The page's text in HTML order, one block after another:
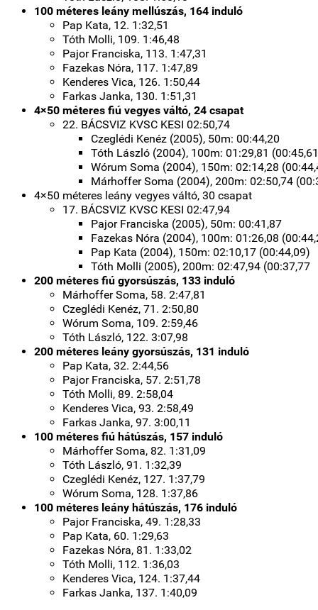
100 méteres leány mellúszás, 164 induló
Pap Kata, 12. 1:32,51
Tóth Molli, 109. 1:46,48
Pajor Franciska, 113. 1:47,31
Fazekas Nóra, 117. 1:47,89
Kenderes Vica, 126. 1:50,44
Farkas Janka, 130. 1:51,31
4×50 méteres fiú vegyes váltó, 24 csapat
22. BÁCSVIZ KVSC KESI 02:50,74
Czeglédi Kenéz (2005), 50m: 00:44,20
Tóth László (2004), 100m: 01:29,81
Wórum Soma (2004), 150m: 02:14,28
Márhoffer Soma (2004), 200m: 02:50,74
4×50 méteres leány vegyes váltó, 30 csapat
17. BÁCSVIZ KVSC KESI 02:47,94
Pajor Franciska (2005), 50m: 00:41,87
Fazekas Nóra (2004), 100m: 01:26,08
Pap Kata (2004), 150m: 02:10,17 (00:44,09)
Tóth Molli (2005), 200m: 02:47,94 (00:37,77
200 méteres fiú gyorsúszás, 133 induló
Márhoffer Soma, 58. 2:47,81
Czeglédi Kenéz, 71. 2:50,80
Wórum Soma, 109. 2:59,46
Tóth László, 122. 3:07,98
200 méteres leány gyorsúszás, 131 induló
Pap Kata, 32. 2:44,56
Pajor Franciska, 57. 2:51,78
Tóth Molli, 89. 2:58,04
Kenderes Vica, 93. 2:58,49
Farkas Janka, 97. 3:00,11
100 méteres fiú hátúszás, 157 induló
Márhoffer Soma, 82. 1:31,09
Tóth László, 91. 1:32,39
Czeglédi Kenéz, 127. 1:37,79
Wórum Soma, 128. 1:37,86
100 méteres leány hátúszás, 176 induló
Pajor Franciska, 49. 1:28,33
Pap Kata, 60. 1:29,63
Fazekas Nóra, 81. 1:33,02
Tóth Molli, 112. 1:36,03
Kenderes Vica, 124. 1:37,44
Farkas Janka, 137. 1:40,09